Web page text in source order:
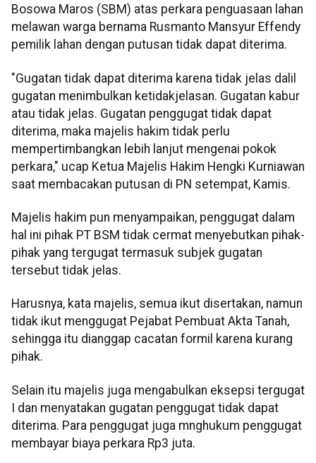
Bosowa Maros (SBM) atas perkara penguasaan lahan
melawan warga bernama Rusmanto Mansyur Effendy
pemilik lahan dengan putusan tidak dapat diterima.
"Gugatan tidak dapat diterima karena tidak jelas dalil
gugatan menimbulkan ketidakjelasan. Gugatan kabur
atau tidak jelas. Gugatan penggugat tidak dapat
diterima, maka majelis hakim tidak perlu
mempertimbangkan lebih lanjut mengenai pokok
perkara," ucap Ketua Majelis Hakim Hengki Kurniawan
saat membacakan putusan di PN setempat, Kamis.
Majelis hakim pun menyampaikan, penggugat dalam
hal ini pihak PT BSM tidak cermat menyebutkan pihak-
pihak yang tergugat termasuk subjek gugatan
tersebut tidak jelas.
Harusnya, kata majelis, semua ikut disertakan, namun
tidak ikut menggugat Pejabat Pembuat Akta Tanah,
sehingga itu dianggap cacatan formil karena kurang
pihak.
Selain itu majelis juga mengabulkan eksepsi tergugat
I dan menyatakan gugatan penggugat tidak dapat
diterima. Para penggugat juga mnghukum penggugat
membayar biaya perkara Rp3 juta.